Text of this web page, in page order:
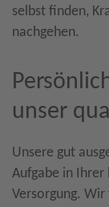
selbst finden,
nachgehen.
unser
Unsere gut
Aufgabe in
Versorgung.